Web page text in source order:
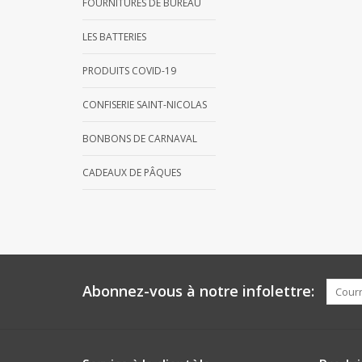
FOURNITURES DE BUREAU
LES BATTERIES
PRODUITS COVID-19
CONFISERIE SAINT-NICOLAS
BONBONS DE CARNAVAL
CADEAUX DE PÂQUES
Abonnez-vous à notre infolettre: